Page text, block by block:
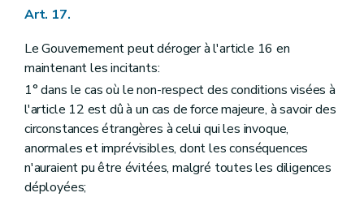
Art. 17.
Le Gouvernement peut déroger à l'article 16 en
maintenant les incitants:
1° dans le cas où le non-respect des conditions visées à
l'article 12 est dû à un cas de force majeure, à savoir des
circonstances étrangères à celui qui les invoque,
anormales et imprévisibles, dont les conséquences
n'auraient pu être évitées, malgré toutes les diligences
déployées;